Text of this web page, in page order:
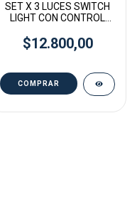
SET X 3 LUCES SWITCH
LIGHT CON CONTROL
$12.800,00